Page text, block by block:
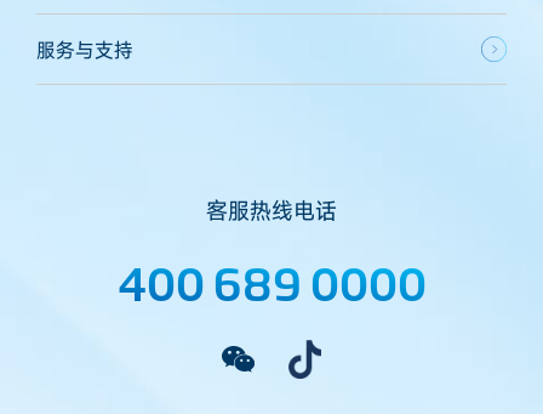
服务与支持
客服热线电话
400 689 0000